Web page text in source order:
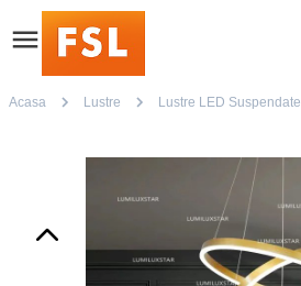
Acasa Lustre Lustre LED Suspendate